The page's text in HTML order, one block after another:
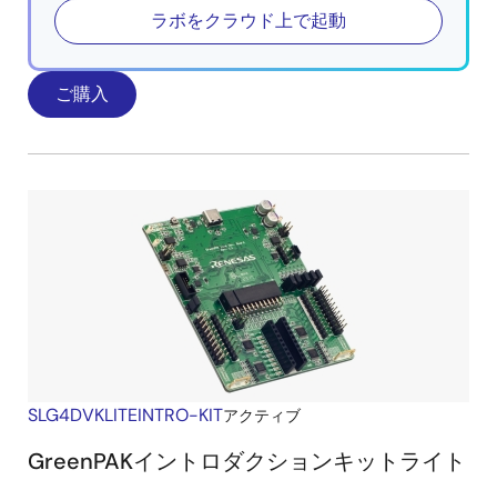
ラボをクラウド上で起動
ご購入
SLG4DVKLITEINTRO-KITアクティブ
GreenPAKイントロダクションキットライト